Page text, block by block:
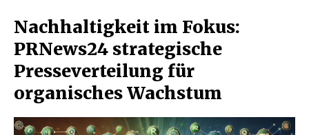
Nachhaltigkeit im Fokus:
PRNews24 strategische
Presseverteilung für
organisches Wachstum